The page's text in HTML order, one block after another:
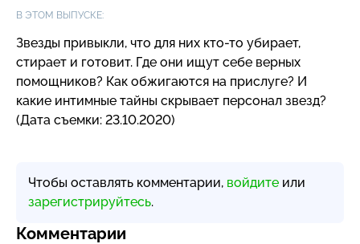
В ЭТОМ ВЫПУСКЕ:
Звезды привыкли, что для них кто-то убирает,
стирает и готовит. Где они ищут себе верных
помощников? Как обжигаются на прислуге? И
какие интимные тайны скрывает персонал звезд?
(Дата съемки: 23.10.2020)
Чтобы оставлять комментарии, войдите или
зарегистрируйтесь.
Комментарии